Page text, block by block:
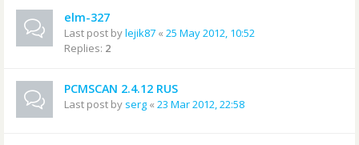
elm-327
Last post bylejik87 « 25 May 2012, 10:52
Replies: 2
PCMSCAN 2.4.12 RUS
Last post by serg « 23 Mar 2012, 22:58